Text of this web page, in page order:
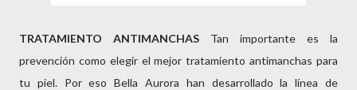
TRATAMIENTO ANTIMANCHAS Tan importante es la
prevención como elegir el mejor tratamiento antimanchas para
tu piel. Por eso Bella Aurora han desarrollado la línea de